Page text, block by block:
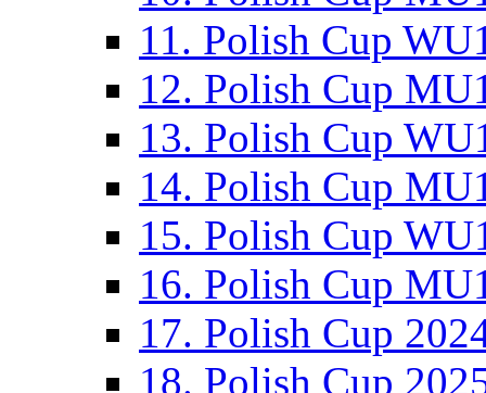
11. Polish Cup
12. Polish Cup
13. Polish Cup
14. Polish Cup
15. Polish Cup
16. Polish Cup
17. Polish Cup
18. Polish Cup